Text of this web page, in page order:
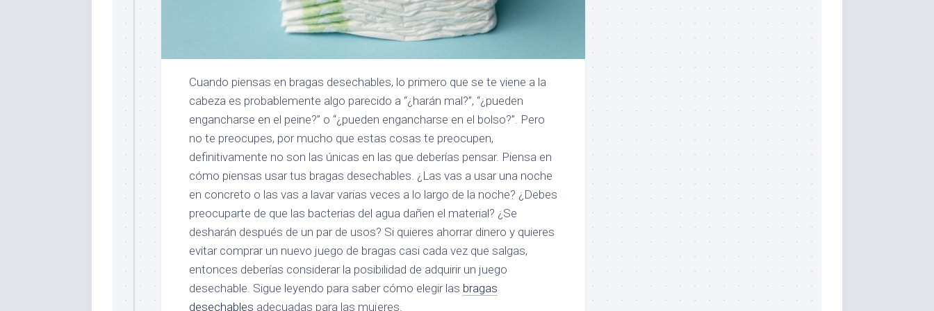
‍Cuando piensas en bragas desechables, lo primero que se te viene a la
cabeza es probablemente algo parecido a “¿harán mal?”, “¿pueden
engancharse en el peine?” o “¿pueden engancharse en el bolso?”. Pero
no te preocupes, por mucho que estas cosas te preocupen,
definitivamente no son las únicas en las que deberías pensar. Piensa en
cómo piensas usar tus bragas desechables. ¿Las vas a usar una noche
en concreto o las vas a lavar varias veces a lo largo de la noche? ¿Debes
preocuparte de que las bacterias del agua dañen el material? ¿Se
desharán después de un par de usos? Si quieres ahorrar dinero y quieres
evitar comprar un nuevo juego de bragas casi cada vez que salgas,
entonces deberías considerar la posibilidad de adquirir un juego
desechable. Sigue leyendo para saber cómo elegir las bragas
desechables adecuadas para las mujeres.